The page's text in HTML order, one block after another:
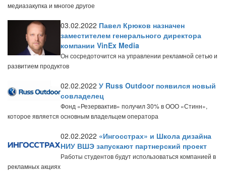
медиазакупка и многое другое
03.02.2022 Павел Крюков назначен
заместителем генерального директора
компании VinEx Media
Он сосредоточится на управлении рекламной сетью и
развитием продуктов
02.02.2022 У Russ Outdoor появился новый
совладелец
Фонд «Резервактив» получил 30% в ООО «Стинн»,
которое является основным владельцем оператора
02.02.2022 «Ингосстрах» и Школа дизайна
НИУ ВШЭ запускают партнерский проект
Работы студентов будут использоваться компанией в
рекламных акциях